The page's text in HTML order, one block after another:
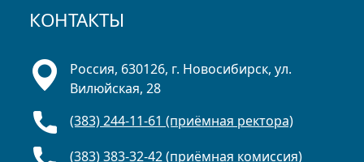
КОНТАКТЫ
Россия, 630126, г. Новосибирск, ул.
Вилюйская, 28
(383) 244-11-61 (приёмная ректора)
(383) 383-32-42 (приёмная комиссия)